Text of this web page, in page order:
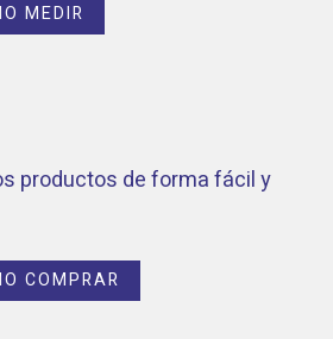
MEDIR
productos de forma fácil y
COMPRAR